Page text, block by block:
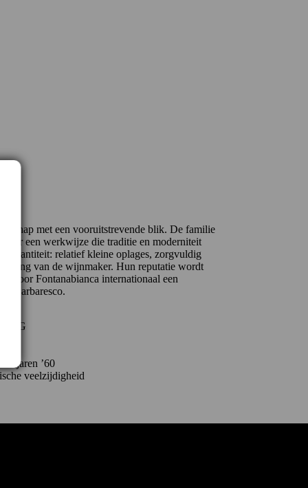
met een vooruitstrevende blik. De familie
een werkwijze die traditie en moderniteit
relatief kleine oplages, zorgvuldig
van de wijnmaker. Hun reputatie wordt
Fontanabianca internationaal een
Barbaresco.
jaren ’60
veelzijdigheid